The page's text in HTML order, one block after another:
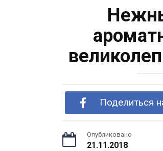
Поделиться
Опубликовано
21.11.2018